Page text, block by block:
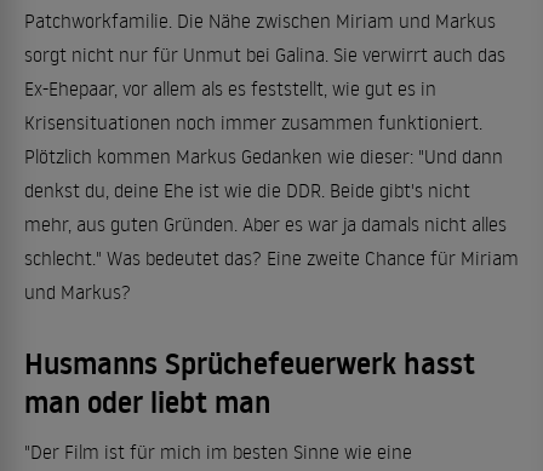
Patchworkfamilie. Die Nähe zwischen Miriam und Markus
sorgt nicht nur für Unmut bei Galina. Sie verwirrt auch das
Ex-Ehepaar, vor allem als es feststellt, wie gut es in
Krisensituationen noch immer zusammen funktioniert.
Plötzlich kommen Markus Gedanken wie dieser: "Und dann
denkst du, deine Ehe ist wie die DDR. Beide gibt's nicht
mehr, aus guten Gründen. Aber es war ja damals nicht alles
schlecht." Was bedeutet das? Eine zweite Chance für Miriam
und Markus?
Husmanns Sprüchefeuerwerk hasst
man oder liebt man
"Der Film ist für mich im besten Sinne wie eine